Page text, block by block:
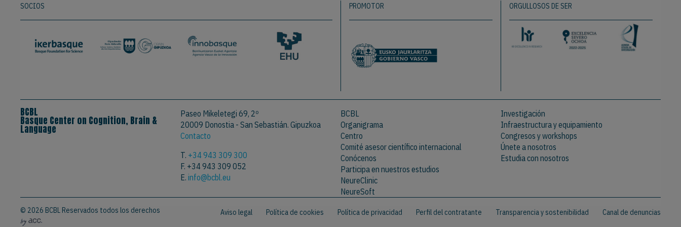
SOCIOS PROMOTOR ORGULLOSOS DE SER
BCBL
Basque Center on Cognition, Brain &
Language
Paseo Mikeletegi 69, 2º
20009 Donostia - San Sebastián. Gipuzkoa
Contacto
T. +34 943 309 300
F. +34 943 309 052
E.info@bcbl.eu
BCBL
Organigrama
Centro
Comité asesor científico internacional
Conócenos
Participa en nuestros estudios
NeureClinic
NeureSoft
Investigación
Infraestructura y equipamiento
Congresos y workshops
Únete a nosotros
Estudia con nosotros
© 2026 BCBL Reservados todos los derechos Aviso legal Política de cookies Política de privacidad Perfil del contratante Transparencia y sostenibilidad Canal de denuncias